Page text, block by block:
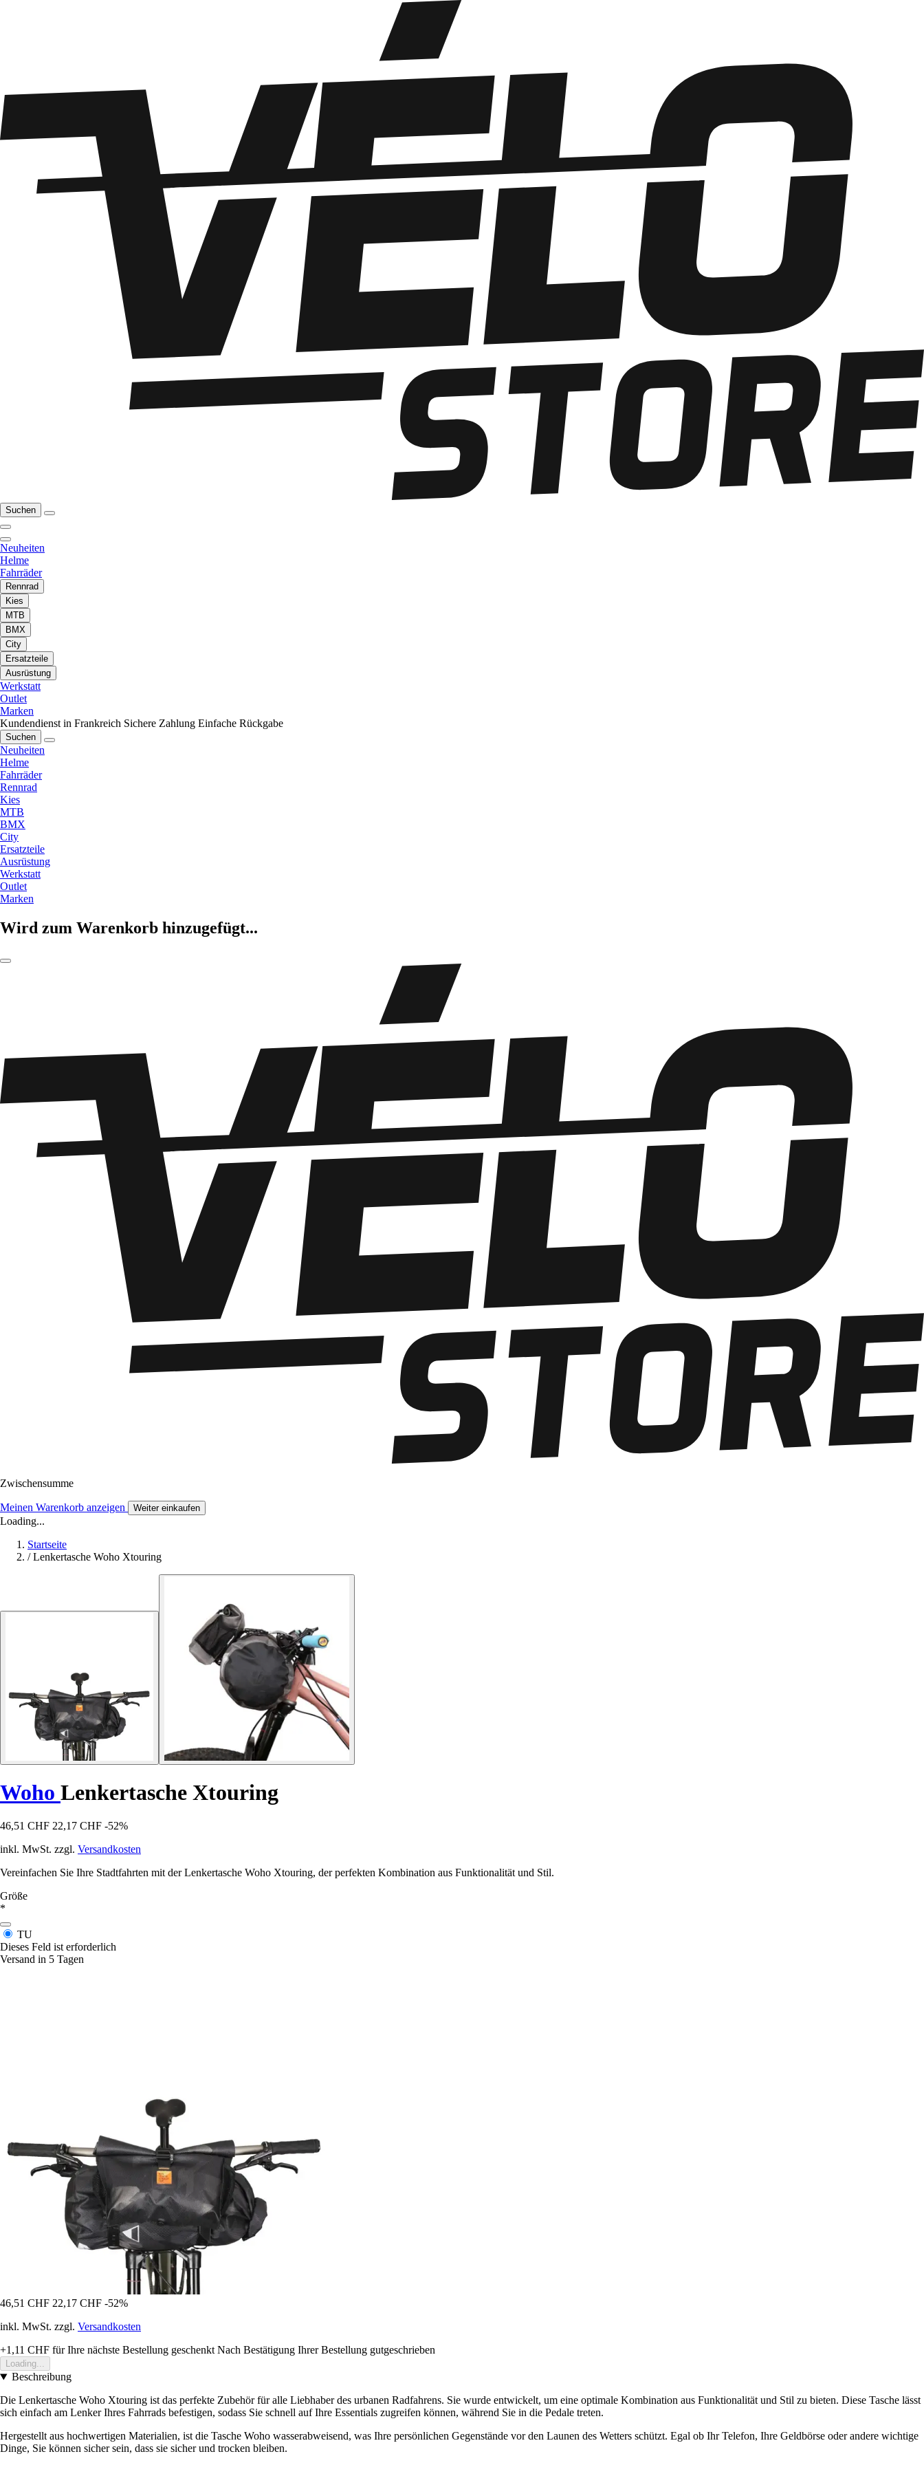
Suchen
Neuheiten
Helme
Fahrräder
Rennrad
Kies
MTB
BMX
City
Ersatzteile
Ausrüstung
Werkstatt
Outlet
Marken
Kundendienst in Frankreich Sichere Zahlung Einfache Rückgabe
Suchen
Neuheiten
Helme
Fahrräder
Rennrad
Kies
MTB
BMX
City
Ersatzteile
Ausrüstung
Werkstatt
Outlet
Marken
Wird zum Warenkorb hinzugefügt...
Zwischensumme
Meinen Warenkorb anzeigen Weiter einkaufen
Loading...
Startseite
/ Lenkertasche Woho Xtouring
Woho Lenkertasche Xtouring
46,51 CHF 22,17 CHF -52%
inkl. MwSt. zzgl. Versandkosten
Vereinfachen Sie Ihre Stadtfahrten mit der Lenkertasche Woho Xtouring, der perfekten Kombination aus Funktionalität und Stil.
Größe
*
TU
Dieses Feld ist erforderlich
Versand in 5 Tagen
46,51 CHF 22,17 CHF -52%
inkl. MwSt. zzgl. Versandkosten
+1,11 CHF für Ihre nächste Bestellung geschenkt Nach Bestätigung Ihrer Bestellung gutgeschrieben
Loading...
Beschreibung
Die Lenkertasche Woho Xtouring ist das perfekte Zubehör für alle Liebhaber des urbanen Radfahrens. Sie wurde entwickelt, um eine optimale Kombination aus Funktionalität und Stil zu bieten. Diese Tasche lässt
sich einfach am Lenker Ihres Fahrrads befestigen, sodass Sie schnell auf Ihre Essentials zugreifen können, während Sie in die Pedale treten.
Hergestellt aus hochwertigen Materialien, ist die Tasche Woho wasserabweisend, was Ihre persönlichen Gegenstände vor den Launen des Wetters schützt. Egal ob Ihr Telefon, Ihre Geldbörse oder andere wichtige
Dinge, Sie können sicher sein, dass sie sicher und trocken bleiben.